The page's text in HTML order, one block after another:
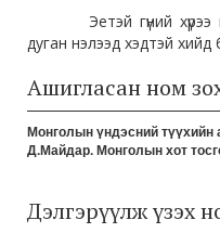
Эетэй гүний хүрээ
дуган нэлээд хэдтэй
Ашигласан ном
Монголын үндэсний
Д.Майдар. Монголын хот
Дэлгэрүүлж үзэх